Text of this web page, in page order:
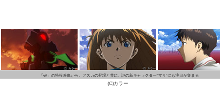
「破」の特報映像から。アスカの登場と共に、謎の新キャラクター“マリ”にも注目が集まる
(C)カラー